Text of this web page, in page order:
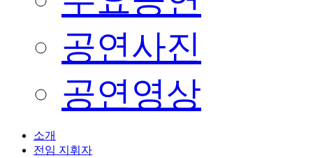
공연사진
공연영상
소개
전임 지휘자